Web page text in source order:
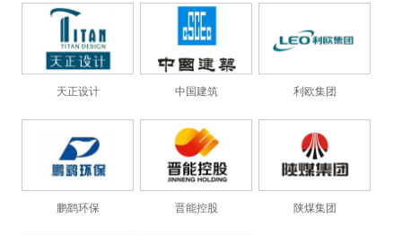
天正设计 中国建筑 利欧集团
鹏鹞环保 晋能控股 陕煤集团